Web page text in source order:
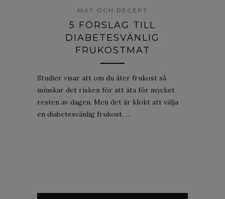
MAT OCH RECEPT
5 FÖRSLAG TILL
DIABETESVÄNLIG
FRUKOSTMAT
Studier visar att om du äter frukost så
minskar det risken för att äta för mycket
resten av dagen. Men det är klokt att välja
en diabetesvänlig frukost. …